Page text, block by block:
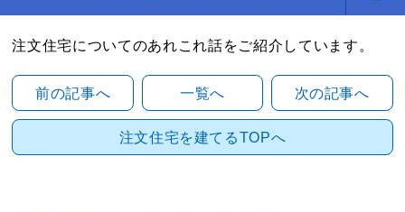
注文住宅についてのあれこれ話をご紹介しています。
前の記事へ 一覧へ 次の記事へ
注文住宅を建てるTOPへ